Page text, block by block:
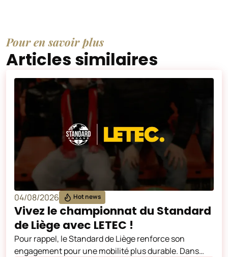
Pour en savoir plus
Articles similaires
04/08/2026 Hot news
Vivez le championnat du Standard
de Liège avec LETEC !
Pour rappel, le Standard de Liège renforce son
engagement pour une mobilité plus durable. Dans